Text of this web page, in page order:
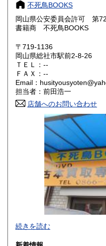
愛知県
滋賀県 300円
大阪府 300円
奈良県
鳥取県
300円
300円
300円
300円
300円
熊本県
宮崎県
不死鳥BOOKS
岡山県公安委員会許可 第
書籍商 不死鳥BOOKS
〒719-1136
岡山県総社市駅前2-8-26
ＴＥＬ：--
ＦＡＸ：--
Email：
担当者：前田浩一
店舗へのお問い合わせ
不死鳥BOOKSでは、書籍
ゲーム、おもちゃ、骨董品
続きを読む